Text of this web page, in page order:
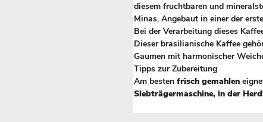
diesem fruchtbaren und
Minas. Angebaut in einer der
Bei der Verarbeitung dieses
Dieser brasilianische Kaffee
Gaumen mit harmonischer
Tipps zur Zubereitung
Am besten frisch gemahlen
Siebträgermaschine, in der